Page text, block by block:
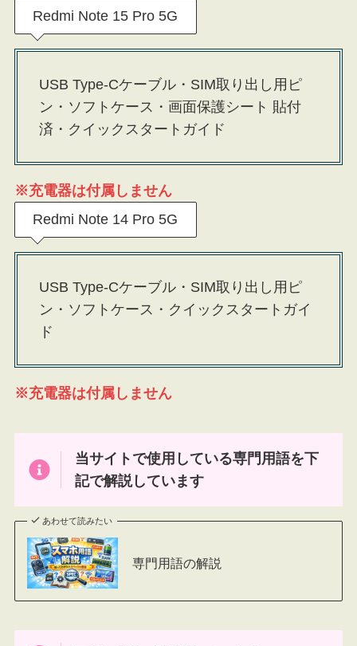
Redmi Note 15 Pro 5G
USB Type-Cケーブル・SIM取り出し用ピ
ン・ソフトケース・画面保護シート 貼付
済・クイックスタートガイド
※充電器は付属しません
Redmi Note 14 Pro 5G
USB Type-Cケーブル・SIM取り出し用ピ
ン・ソフトケース・クイックスタートガイ
ド
※充電器は付属しません
当サイトで使用している専門用語を下
記で解説しています
あわせて読みたい
専門用語の解説